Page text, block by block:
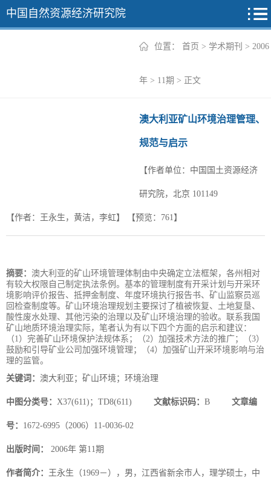
中国自然资源经济研究院
位置： 首页 > 学术期刊 > 2006
年 > 11期 > 正文
澳大利亚矿山环境治理管理、
规范与启示
【作者单位：中国国土资源经济
研究院，北京 101149
【作者：王永生，黄洁，李虹】 【预览： 761】
摘要： 澳大利亚的矿山环境管理体制由中央确定立法框架，各州相对
有较大权限自己制定执法条例。基本的管理制度有开采计划与开采环
境影响评价报告、抵押金制度、年度环境执行报告书、矿山监察员巡
回检查制度等。矿山环境治理规划主要探讨了植被恢复、土地复垦、
酸性废水处理、其他污染的治理以及矿山环境治理的验收。联系我国
矿山地质环境治理实际，笔者认为有以下四个方面的启示和建议：
（1）完善矿山环境保护法规体系；（2）加强技术方法的推广；（3）
鼓励和引导矿业公司加强环境管理；（4）加强矿山开采环境影响与治
理的监管。
关键词： 澳大利亚；矿山环境；环境治理
中图分类号： X37(611)；TD8(611) 文献标识码： B 文章编
号： 1672-6995（2006）11-0036-02
出版时间： 2006年 第11期
作者简介： 王永生（1969－），男，江西省新余市人，理学硕士，中